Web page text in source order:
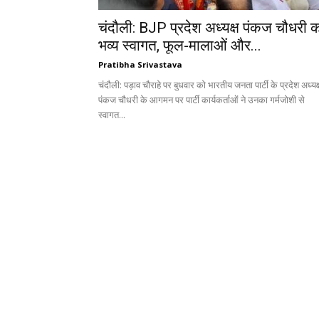
चंदौली: BJP प्रदेश अध्यक्ष पंकज चौधरी
भव्य स्वागत, फूल-मालाओं और...
Pratibha Srivastava
चंदौली: पड़ाव चौराहे पर बुधवार को भारतीय जनता पार्टी के प्रदेश
पंकज चौधरी के आगमन पर पार्टी कार्यकर्ताओं ने उनका गर्मजोशी से
स्वागत...